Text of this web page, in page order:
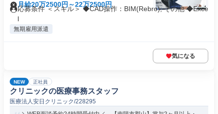
月給20万2500円～22万2500円
応募条件 ＜スキル＞ ◆CAD操作：BIM(Rebro); その他 ◆Exce
l
無期雇用派遣
気になる
NEW 正社員
クリニックの医療事務スタッフ
医療法人安日クリニック/228295